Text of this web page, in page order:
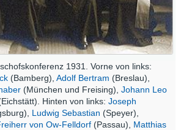
1931. Vorne von links:
(Bamberg), Adolf Bertram (Breslau),
(München und Freising), Johann Leo
Hinten von links: Joseph
Ludwig Sebastian (Speyer),
von Ow-Felldorf (Passau), Matthias